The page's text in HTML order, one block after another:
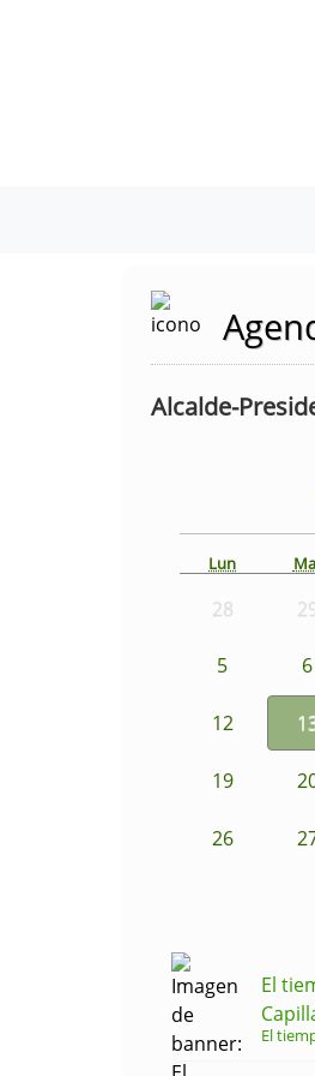
Alcalde-
Lun
28
5 6
12
19
26
El
El